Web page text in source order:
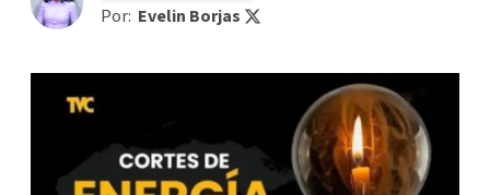
Por: Evelin Borjas